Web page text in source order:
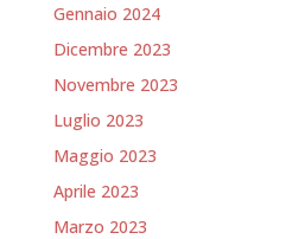
Gennaio 2024
Dicembre 2023
Novembre 2023
Luglio 2023
Maggio 2023
Aprile 2023
Marzo 2023